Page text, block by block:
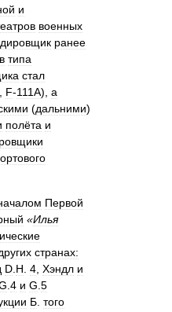
и
военных
ранее
типа
стал
F-111A), а
(дальними)
полёта и
Первой
«Илья
странах:
D H 4 Хэндл и
4 и G 5
Б того